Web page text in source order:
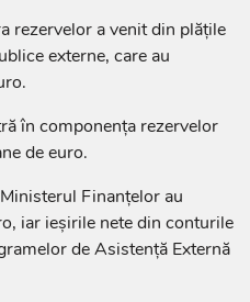
rezervelor a venit din plățile
externe, care au
în componența rezervelor
de euro.
Finanțelor au
iar ieșirile nete din conturile
de Asistență Externă